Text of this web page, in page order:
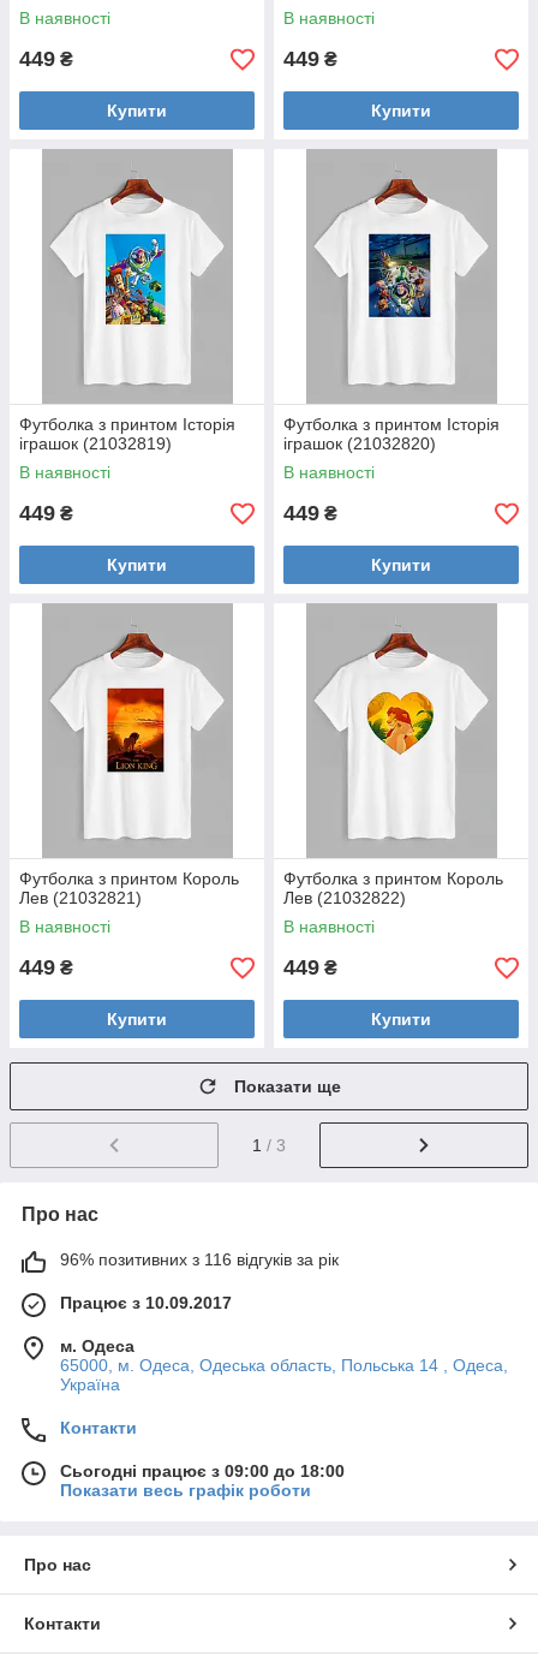
В наявності
449 ₴
Купити
В наявності
449 ₴
Купити
Футболка з принтом Історія
іграшок (21032819)
В наявності
449 ₴
Купити
Футболка з принтом Історія
іграшок (21032820)
В наявності
449 ₴
Купити
Футболка з принтом Король
Лев (21032821)
В наявності
449 ₴
Купити
Футболка з принтом Король
Лев (21032822)
В наявності
449 ₴
Купити
Показати ще
1 / 3
Про нас
96% позитивних з 116 відгуків за рік
Працює з 10.09.2017
м. Одеса
65000, м. Одеса, Одеська область, Польська 14 , Одеса,
Україна
Контакти
Сьогодні працює з 09:00 до 18:00
Показати весь графік роботи
Про нас
Контакти